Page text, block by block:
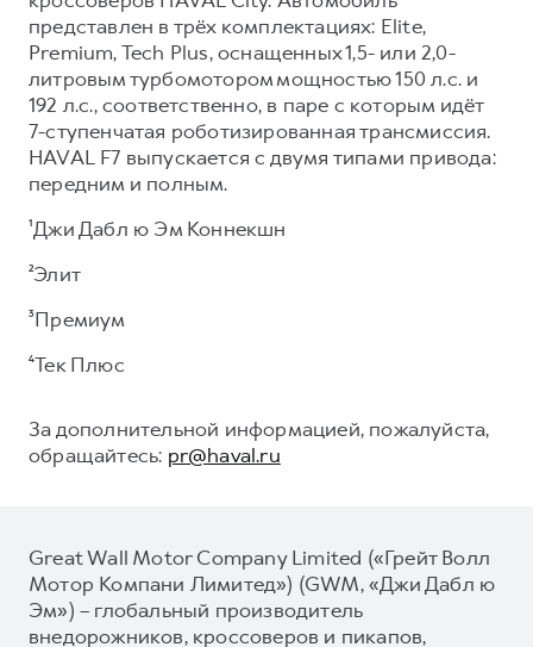
представлен в трёх комплектациях: Elite,
Premium, Tech Plus, оснащенных 1,5- или 2,0-
литровым турбомотором мощностью 150 л.с. и
192 л.с., соответственно, в паре с которым идёт
7-ступенчатая роботизированная трансмиссия.
HAVAL F7 выпускается с двумя типами привода:
передним и полным.
¹Джи Дабл ю Эм Коннекшн
²Элит
³Премиум
⁴Тек Плюс
За дополнительной информацией, пожалуйста,
обращайтесь: pr@haval.ru
Great Wall Motor Company Limited («Грейт Волл
Мотор Компани Лимитед») (GWM, «Джи Дабл ю
Эм») – глобальный производитель
внедорожников, кроссоверов и пикапов,